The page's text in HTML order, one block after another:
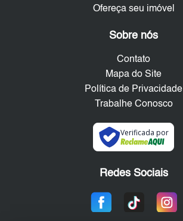
Ofereça seu imóvel
Sobre nós
Contato
Mapa do Site
Política de Privacidade
Trabalhe Conosco
Verificada por
Redes Sociais